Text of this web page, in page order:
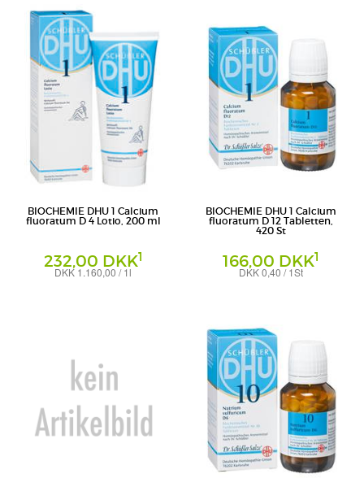
BIOCHEMIE DHU 1 Calcium
fluoratum D 4 Lotio, 200 ml
232,00 DKK1
DKK 1.160,00 / 1l
BIOCHEMIE DHU 1 Calcium
fluoratum D 12 Tabletten,
420 St
166,00 DKK1
DKK 0,40 / 1St